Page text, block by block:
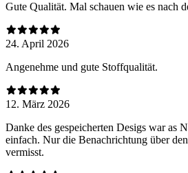
Gute Qualität. Mal schauen wie es nach
24. April 2026
Angenehme und gute Stoffqualität.
12. März 2026
Danke des gespeicherten Desigs war as
einfach. Nur die Benachrichtung über
vermisst.